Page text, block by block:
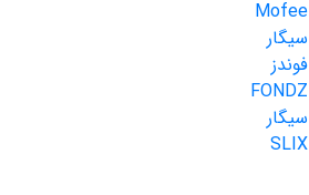
Mofee
سیگار
فوندز
FONDZ
سیگار
SLIX